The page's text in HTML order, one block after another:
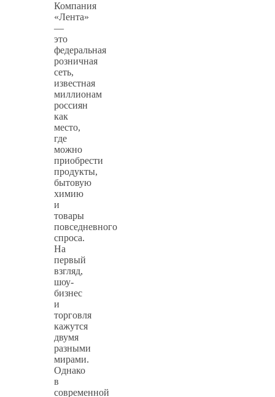
Компания
«Лента»
—
это
федеральная
розничная
сеть,
известная
миллионам
россиян
как
место,
где
можно
приобрести
продукты,
бытовую
химию
и
товары
повседневного
спроса.
На
первый
взгляд,
шоу-
бизнес
и
торговля
кажутся
двумя
разными
мирами.
Однако
в
современной